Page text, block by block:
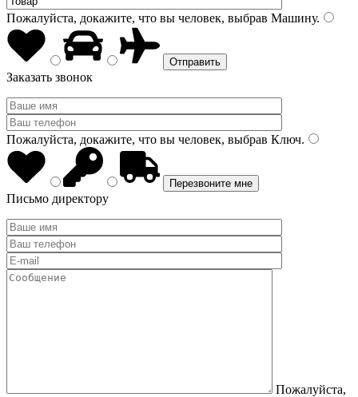
Пожалуйста, докажите, что вы человек, выбрав Машину.
Заказать звонок
Пожалуйста, докажите, что вы человек, выбрав Ключ.
Письмо директору
Пожалуйста,